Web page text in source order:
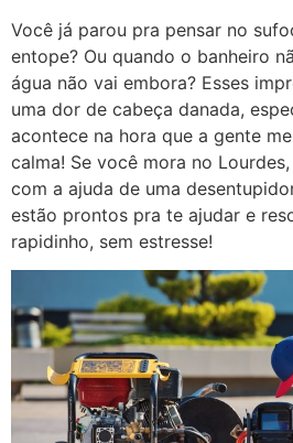
Você já parou pra pensar no
entope? Ou quando o banheiro
água não vai embora? Esses
uma dor de cabeça danada,
acontece na hora que a gente
calma! Se você mora no
com a ajuda de uma
estão prontos pra te ajudar e
rapidinho, sem estresse!